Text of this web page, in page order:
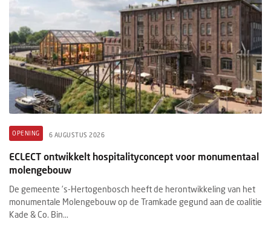
OPENING 6 AUGUSTUS 2026
ECLECT ontwikkelt hospitalityconcept voor monumentaal
molengebouw
De gemeente ’s-Hertogenbosch heeft de herontwikkeling van het
monumentale Molengebouw op de Tramkade gegund aan de coalitie
Kade & Co. Bin...